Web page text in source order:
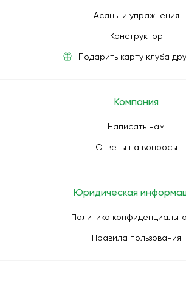
Асаны и упражнения
Конструктор
Подарить карту клуба
Компания
Написать нам
Ответы на вопросы
Юридическая
Политика
Правила пользования